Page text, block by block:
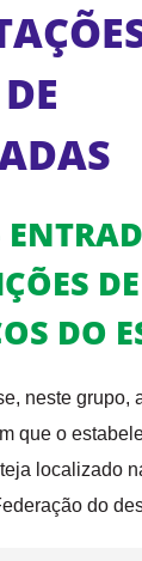
DE
DO
neste grupo,
que o
localizado
do